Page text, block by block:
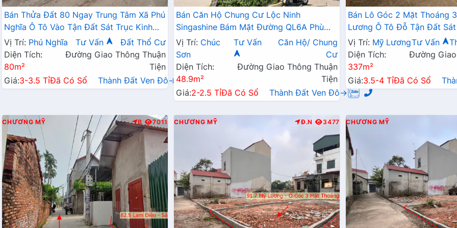
Bán Thửa Đất 80 Ngay Trung Tâm Xã Phú
Nghĩa Ô Tô Vào Tận Đất Sát Trục Kinh
Doanh Gần KCN Phú Nghĩa
Vị Trí: Phú Nghĩa Tư Vấn
Đất Thổ Cư
Diện Tích:
80m²
Đường Giao Thông Thuận
Tiện
Giá:3-3.5 TỉĐã Có Sổ Thành Đất Ven Đô→
Bán Căn Hộ Chung Cư Lộc Ninh
Singashine Bám Mặt Đường QL6A Phù
Hợp Cho Hộ Gia Đình Định Cư Lâu Dài
Vị Trí: Chúc
Sơn
Tư Vấn
Căn Hộ/ Chung
Cư
Diện Tích:
48.9m²
Đường Giao Thông Thuận
Tiện
Giá:2-2.5 TỉĐã Có Sổ Thành Đất Ven Đô→
Bán Lô Góc 2 Mặt Thoáng
Lương Ô Tô Đỗ Tận Đất
Kinh Doanh Liên Xã
Vị Trí: Mỹ LươngTư Vấn
Diện Tích:
337m²
Đường
Giá:3.5-4 TỉĐã Có Sổ
CHƯƠNG MỸ B 7011 CHƯƠNG MỸ Đ.N 3477 CHƯƠNG MỸ